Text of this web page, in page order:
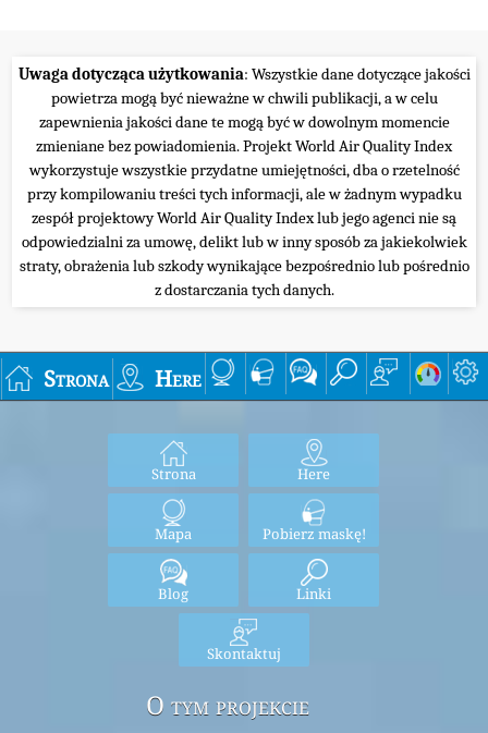
Uwaga dotycząca użytkowania: Wszystkie dane dotyczące jakości
powietrza mogą być nieważne w chwili publikacji, a w celu
zapewnienia jakości dane te mogą być w dowolnym momencie
zmieniane bez powiadomienia. Projekt World Air Quality Index
wykorzystuje wszystkie przydatne umiejętności, dba o rzetelność
przy kompilowaniu treści tych informacji, ale w żadnym wypadku
zespół projektowy World Air Quality Index lub jego agenci nie są
odpowiedzialni za umowę, delikt lub w inny sposób za jakiekolwiek
straty, obrażenia lub szkody wynikające bezpośrednio lub pośrednio
z dostarczania tych danych.
Strona Here
Strona Here
Mapa Pobierz maskę!
Blog Linki
Skontaktuj
O tym projekcie